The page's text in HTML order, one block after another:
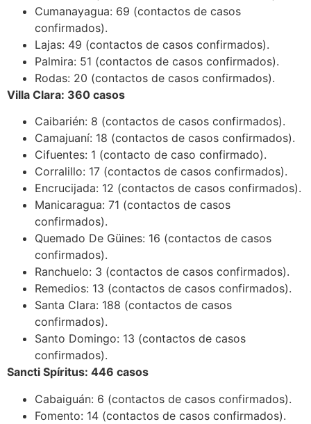
Cumanayagua: 69 (contactos de casos
confirmados).
Lajas: 49 (contactos de casos confirmados).
Palmira: 51 (contactos de casos confirmados).
Rodas: 20 (contactos de casos confirmados).
Villa Clara: 360 casos
Caibarién: 8 (contactos de casos confirmados).
Camajuaní: 18 (contactos de casos confirmados).
Cifuentes: 1 (contacto de caso confirmado).
Corralillo: 17 (contactos de casos confirmados).
Encrucijada: 12 (contactos de casos confirmados).
Manicaragua: 71 (contactos de casos
confirmados).
Quemado De Güines: 16 (contactos de casos
confirmados).
Ranchuelo: 3 (contactos de casos confirmados).
Remedios: 13 (contactos de casos confirmados).
Santa Clara: 188 (contactos de casos
confirmados).
Santo Domingo: 13 (contactos de casos
confirmados).
Sancti Spíritus: 446 casos
Cabaiguán: 6 (contactos de casos confirmados).
Fomento: 14 (contactos de casos confirmados).